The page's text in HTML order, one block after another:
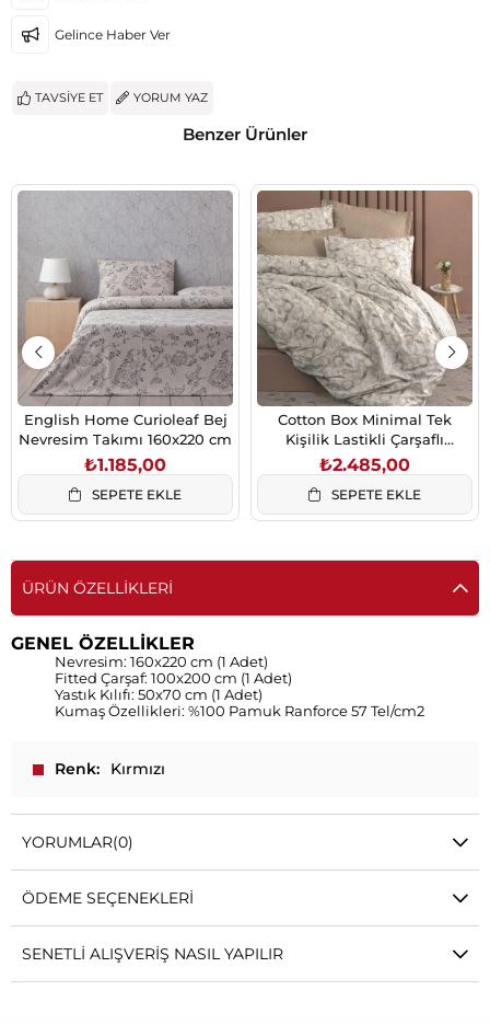
Gelince Haber Ver
TAVSIYE ET YORUM YAZ
Benzer Ürünler
English Home Curioleaf Bej
Nevresim Takımı 160x220 cm
₺1.185,00
SEPETE EKLE
Cotton Box Minimal Tek
Kişilik Lastikli Çarşaflı
Nevresim Takımı Moil Bej
₺2.485,00
SEPETE EKLE
ÜRÜN ÖZELLIKLERI
GENEL ÖZELLİKLER
Nevresim: 160x220 cm (1 Adet)
Fitted Çarşaf: 100x200 cm (1 Adet)
Yastık Kılıfı: 50x70 cm (1 Adet)
Kumaş Özellikleri: %100 Pamuk Ranforce 57 Tel/cm2
Renk Kırmızı
YORUMLAR(0)
ÖDEME SEÇENEKLERI
SENETLI ALIŞVERIŞ NASIL YAPILIR